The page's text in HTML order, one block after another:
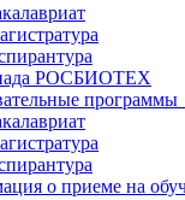
РОСБИОТЕХ
программы
о приеме на